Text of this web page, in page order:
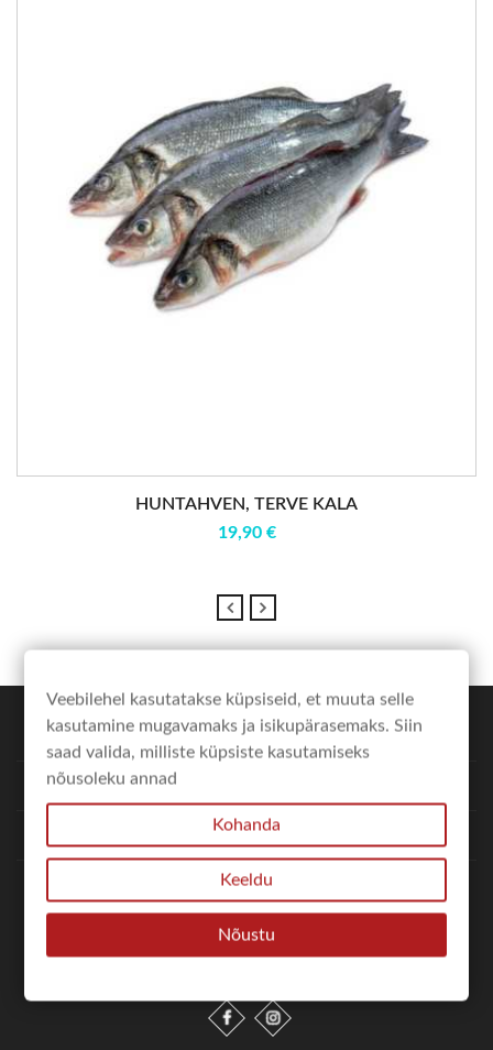
HUNTAHVEN, TERVE KALA
19,90 €
POE INFO
MINU KONTO
Veebilehel kasutatakse küpsiseid, et muuta selle
kasutamine mugavamaks ja isikupärasemaks. Siin
saad valida, milliste küpsiste kasutamiseks
nõusoleku annad
Kohanda
Keeldu
Nõustu